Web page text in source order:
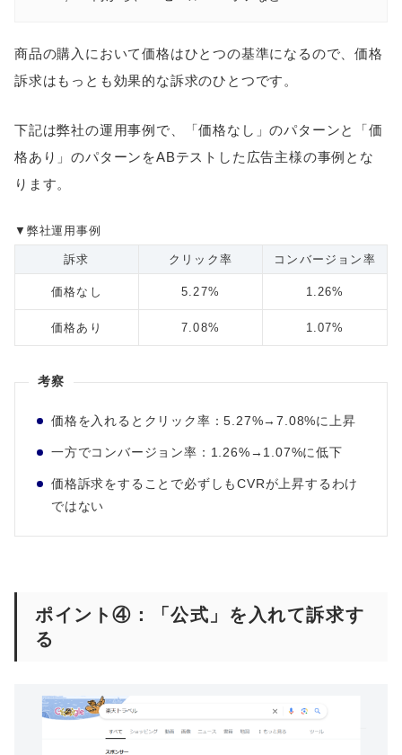
商品の購入において価格はひとつの基準になるので、価格
訴求はもっとも効果的な訴求のひとつです。
下記は弊社の運用事例で、「価格なし」のパターンと「価
格あり」のパターンをABテストした広告主様の事例とな
ります。
▼弊社運用事例
訴求 クリック率 コンバージョン率
価格なし 5.27% 1.26%
価格あり 7.08% 1.07%
考察
価格を入れるとクリック率：5.27%→7.08%に上昇
一方でコンバージョン率：1.26%→1.07%に低下
価格訴求をすることで必ずしもCVRが上昇するわけ
ではない
ポイント④：「公式」を入れて訴求す
る